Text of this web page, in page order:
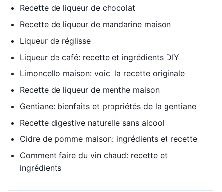
Recette de liqueur de chocolat
Recette de liqueur de mandarine maison
Liqueur de réglisse
Liqueur de café: recette et ingrédients DIY
Limoncello maison: voici la recette originale
Recette de liqueur de menthe maison
Gentiane: bienfaits et propriétés de la gentiane
Recette digestive naturelle sans alcool
Cidre de pomme maison: ingrédients et recette
Comment faire du vin chaud: recette et
ingrédients